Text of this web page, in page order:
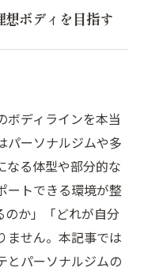
ボディを目指す
ボディラインを本当
パーソナルジムや多
なる体型や部分的な
ートできる環境が整
のか」「どれが自分
ません。本記事では
とパーソナルジムの